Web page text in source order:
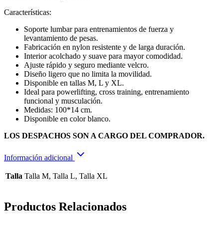
Características:
Soporte lumbar para entrenamientos de fuerza y
levantamiento de pesas.
Fabricación en nylon resistente y de larga duración.
Interior acolchado y suave para mayor comodidad.
Ajuste rápido y seguro mediante velcro.
Diseño ligero que no limita la movilidad.
Disponible en tallas M, L y XL.
Ideal para powerlifting, cross training, entrenamiento
funcional y musculación.
Medidas: 100*14 cm.
Disponible en color blanco.
LOS DESPACHOS SON A CARGO DEL COMPRADOR.
Información adicional
Talla Talla M, Talla L, Talla XL
Productos Relacionados